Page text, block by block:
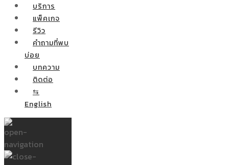
บริการ
แพ็คเกจ
รีวิว
คำถามที่พบ
บ่อย
บทความ
ติดต่อ
⇆
English